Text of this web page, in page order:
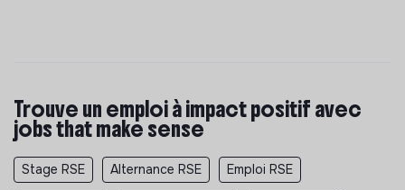
Trouve un emploi à impact positif avec
jobs that make sense
Stage RSE Alternance RSE Emploi RSE